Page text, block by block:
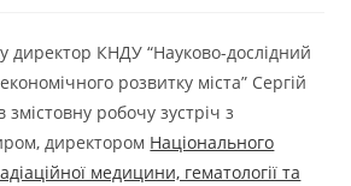
директор КНДУ “Науково-дослідний
розвитку міста” Сергій
робочу зустріч з
директором Національного
медицини, гематології та